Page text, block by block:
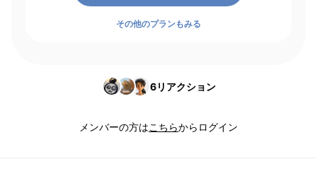
その他のプランもみる
6リアクション
メンバーの方はこちらからログイン